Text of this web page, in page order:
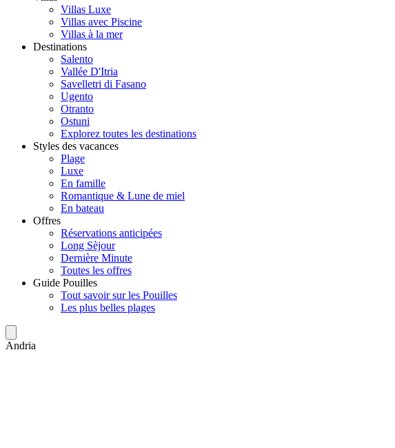
Villas Luxe
Villas avec Piscine
Villas à la mer
Destinations
Salento
Vallée D'Itria
Savelletri di Fasano
Ugento
Otranto
Ostuni
Explorez toutes les destinations
Styles des vacances
Plage
Luxe
En famille
Romantique & Lune de miel
En bateau
Offres
Réservations anticipées
Long Sèjour
Dernière Minute
Toutes les offres
Guide Pouilles
Tout savoir sur les Pouilles
Les plus belles plages
Andria